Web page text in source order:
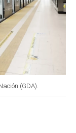
(GDA).